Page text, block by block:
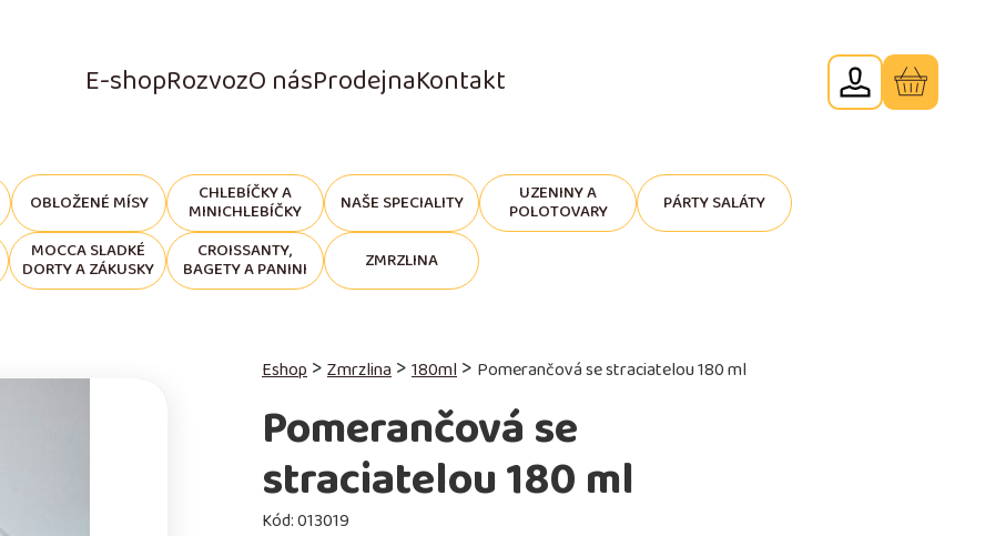
E-shopRozvozO násProdejnaKontakt
Eshop > Zmrzlina > 180ml > Pomerančová se straciatelou 180 ml
Pomerančová se
straciatelou 180 ml
Kód:013019
OBLOŽENÉ MÍSY CHLEBÍČKY A
MINICHLEBÍČKY NAŠE SPECIALITY UZENINY A
POLOTOVARY
PÁRTY SALÁTY
MOCCA SLADKÉ
DORTY A ZÁKUSKY
CROISSANTY,
BAGETY A PANINI ZMRZLINA